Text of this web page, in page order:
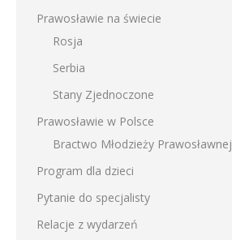
Prawosławie na świecie
Rosja
Serbia
Stany Zjednoczone
Prawosławie w Polsce
Bractwo Młodzieży Prawosławnej
Program dla dzieci
Pytanie do specjalisty
Relacje z wydarzeń